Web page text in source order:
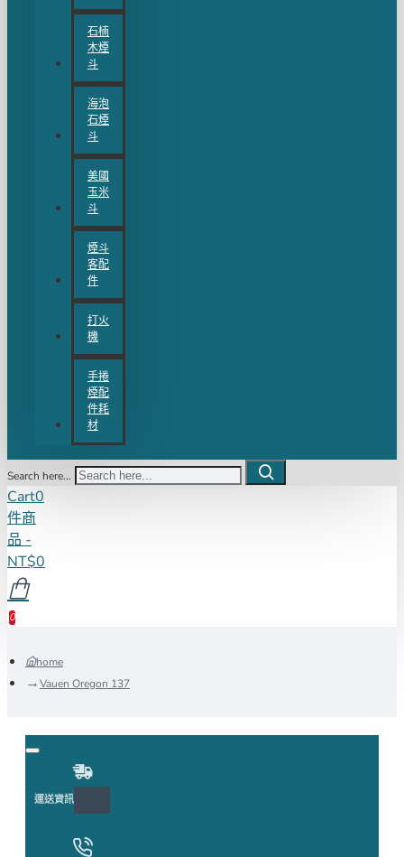
石楠
木煙
斗
海泡
石煙
斗
美國
玉米
斗
煙斗
客配
件
打火
機
手捲
煙配
件耗
材
Search here...
Cart0
件商
品 -
NT$0
0
home
Vauen Oregon 137
運送資訊